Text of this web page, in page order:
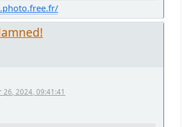
26, 2024, 09:41:41